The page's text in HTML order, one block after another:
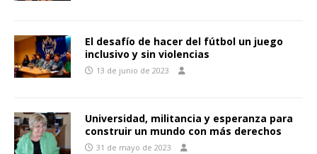
El desafío de hacer del fútbol un juego
inclusivo y sin violencias
13 de junio de 2023
Universidad, militancia y esperanza para
construir un mundo con más derechos
31 de mayo de 2023